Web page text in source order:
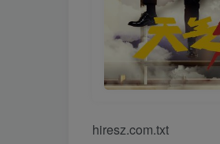
hiresz.com.txt